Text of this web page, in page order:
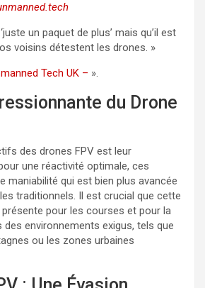
un paquet de plus’ mais qu’il est
voisins détestent les drones. »
Tech UK – ».
du Drone
des drones FPV est leur
une réactivité optimale, ces
maniabilité qui est bien plus avancée
traditionnels. Il est crucial que cette
pour les courses et pour la
des environnements exigus, tels que
ou les zones urbaines